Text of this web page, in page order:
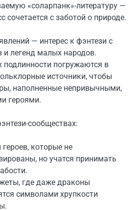
«соларпанк»-литературу —
сочетается с заботой о природе.
— интерес к фэнтези с
легенд малых народов.
подлинности погружаются в
источники, чтобы
наполненные непривычными,
героями.
сообществах:
которые не
но учатся принимать
где даже драконы
символами хрупкости